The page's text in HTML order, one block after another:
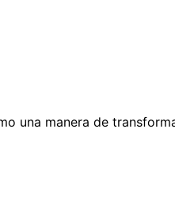
una manera de